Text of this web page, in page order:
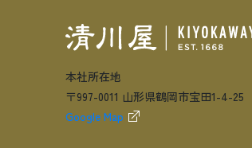
本社所在地
〒997-0011 山形県鶴岡市宝田1-4-25
Google Map